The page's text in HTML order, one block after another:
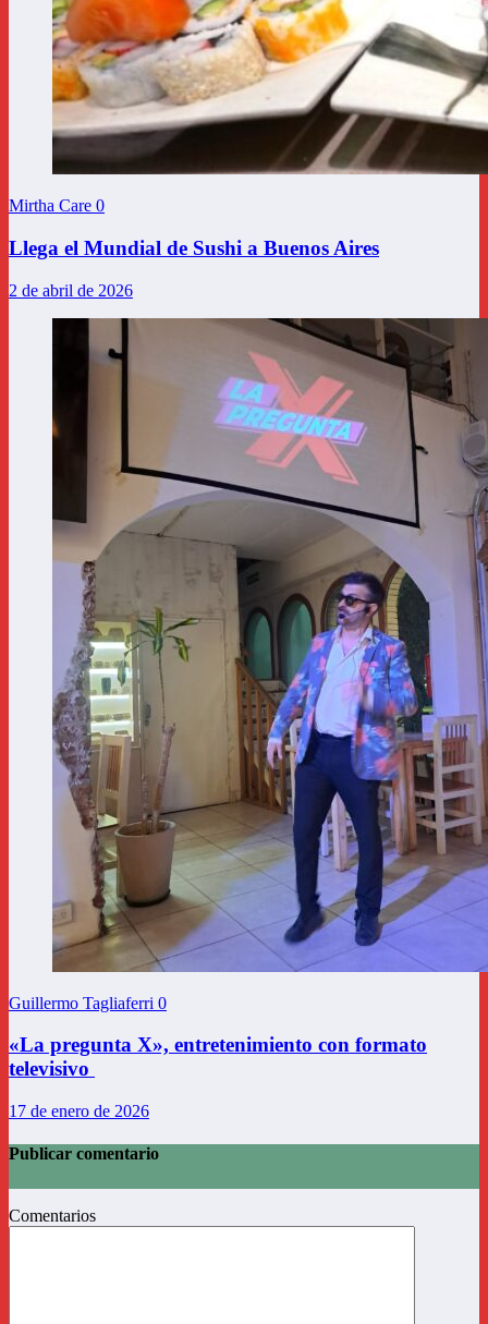
Mirtha Care 0
Llega el Mundial de Sushi a Buenos Aires
2 de abril de 2026
Guillermo Tagliaferri 0
«La pregunta X», entretenimiento con formato
televisivo
17 de enero de 2026
Publicar comentario
Comentarios